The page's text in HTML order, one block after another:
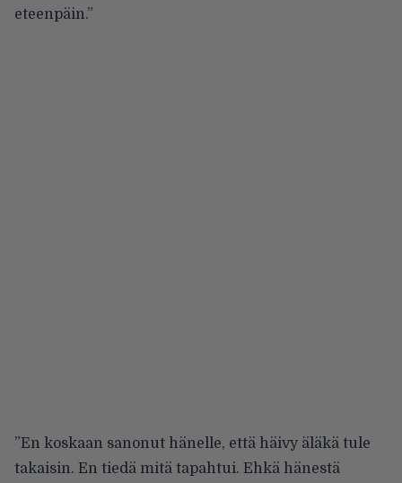
eteenpäin.”
”En koskaan sanonut hänelle, että häivy äläkä tule
takaisin. En tiedä mitä tapahtui. Ehkä hänestä